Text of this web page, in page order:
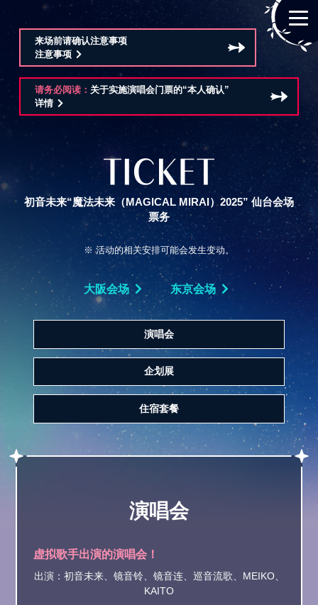
来场前请确认注意事项
注意事项
请务必阅读： 关于实施演唱会门票的“本人确认”
详情
初音未来“魔法未来（MAGICAL MIRAI）2025”仙台会场
票务
※ 活动的相关安排可能会发生变动。
大阪会场 东京会场
演唱会
企划展
住宿套餐
演唱会
虚拟歌手出演的演唱会！
出演：初音未来、镜音铃、镜音连、巡音流歌、MEIKO、
KAITO